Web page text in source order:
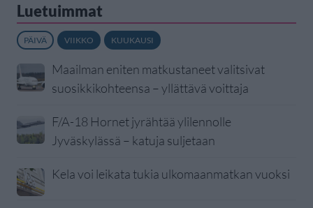
Luetuimmat
PÄIVÄ VIIKKO KUUKAUSI
Maailman eniten matkustaneet valitsivat
suosikkikohteensa – yllättävä voittaja
F/A-18 Hornet jyrähtää ylilennolle
Jyväskylässä – katuja suljetaan
Kela voi leikata tukia ulkomaanmatkan vuoksi